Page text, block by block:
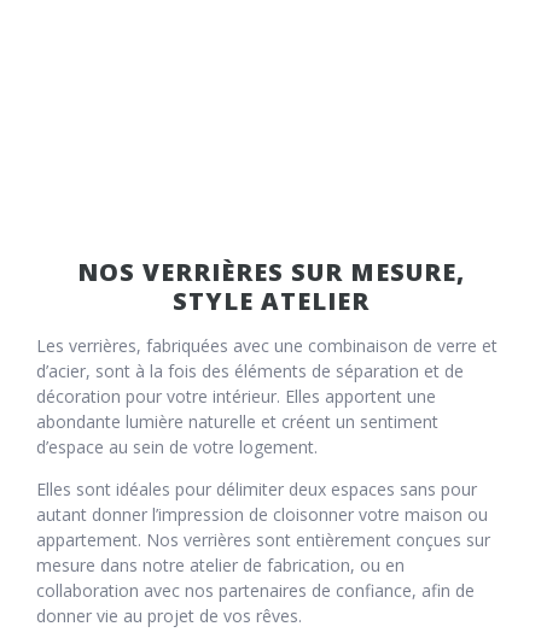
NOS VERRIÈRES SUR MESURE,
STYLE ATELIER
Les verrières, fabriquées avec une combinaison de verre et
d’acier, sont à la fois des éléments de séparation et de
décoration pour votre intérieur. Elles apportent une
abondante lumière naturelle et créent un sentiment
d’espace au sein de votre logement.
Elles sont idéales pour délimiter deux espaces sans pour
autant donner l’impression de cloisonner votre maison ou
appartement. Nos verrières sont entièrement conçues sur
mesure dans notre atelier de fabrication, ou en
collaboration avec nos partenaires de confiance, afin de
donner vie au projet de vos rêves.